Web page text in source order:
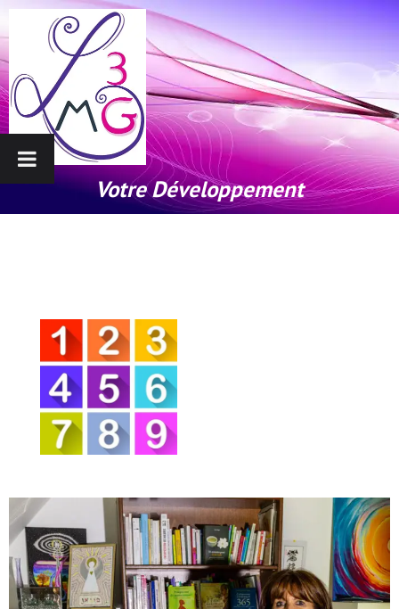
Votre Développement